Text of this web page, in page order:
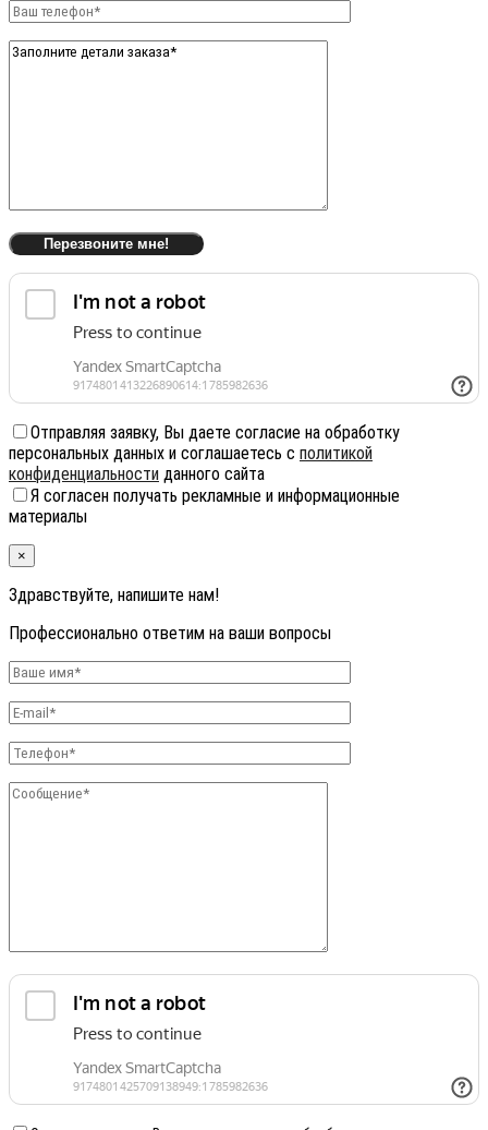
Отправляя заявку, Вы даете согласие на обработку
персональных данных и соглашаетесь с политикой
конфиденциальности данного сайта
Я согласен получать рекламные и информационные
материалы
×
Здравствуйте, напишите нам!
Профессионально ответим на ваши вопросы